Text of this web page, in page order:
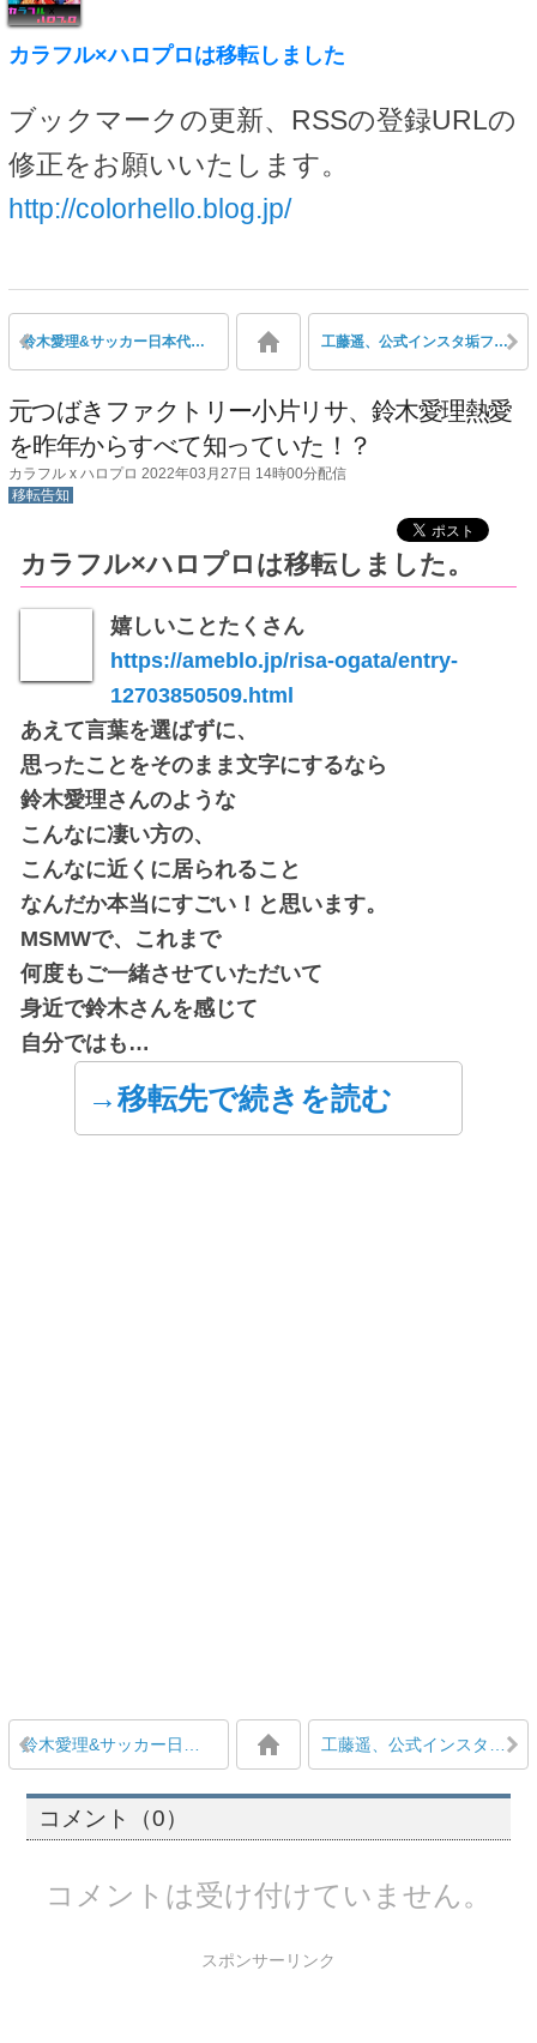
カラフル×ハロプロは移転しました
ブックマークの更新、RSSの登録URLの
修正をお願いいたします。
http://colorhello.blog.jp/
鈴木愛理&サッカー日本代表田中碧 真剣交際発覚!! 工藤遥、公式インスタ垢フォローをマネ垢を残し全削除の謎
元つばきファクトリー小片リサ、鈴木愛理熱愛
を昨年からすべて知っていた！？
カラフル x ハロプロ 2022年03月27日 14時00分配信
移転告知
カラフル×ハロプロは移転しました。
嬉しいことたくさん
https://ameblo.jp/risa-ogata/entry-
12703850509.html
あえて言葉を選ばずに、
思ったことをそのまま文字にするなら
鈴木愛理さんのような
こんなに凄い方の、
こんなに近くに居られること
なんだか本当にすごい！と思います。
MSMWで、これまで
何度もご一緒させていただいて
身近で鈴木さんを感じて
自分ではも…
→移転先で続きを読む
鈴木愛理&サッカー日本代表田中碧 真剣交際発覚!! 工藤遥、公式インスタ垢フォローをマネ垢を残し全削除の謎
コメント（0）
コメントは受け付けていません。
スポンサーリンク